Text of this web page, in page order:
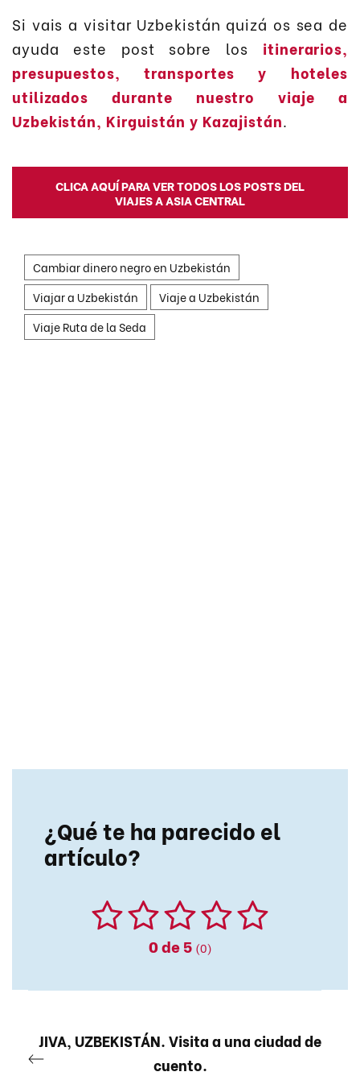
Si vais a visitar Uzbekistán quizá os sea de
ayuda este post sobre los itinerarios,
presupuestos, transportes y hoteles
utilizados durante nuestro viaje a
Uzbekistán, Kirguistán y Kazajistán.
CLICA AQUÍ PARA VER TODOS LOS POSTS DEL
VIAJES A ASIA CENTRAL
Cambiar dinero negro en Uzbekistán
Viajar a Uzbekistán
Viaje a Uzbekistán
Viaje Ruta de la Seda
¿Qué te ha parecido el
artículo?
0de 5 (0)
JIVA, UZBEKISTÁN. Visita a una ciudad de
cuento.